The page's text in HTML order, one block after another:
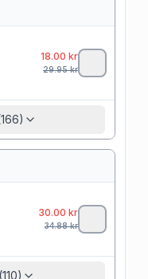
18.00 kr
29.95kr
30.00 kr
34.88kr